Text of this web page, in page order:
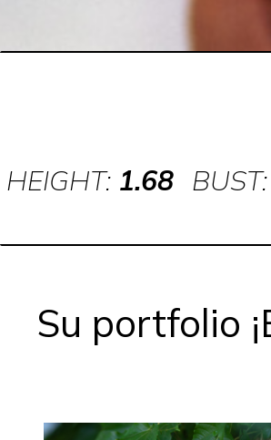
HEIGHT: 1.68 BUST:
Su portfolio